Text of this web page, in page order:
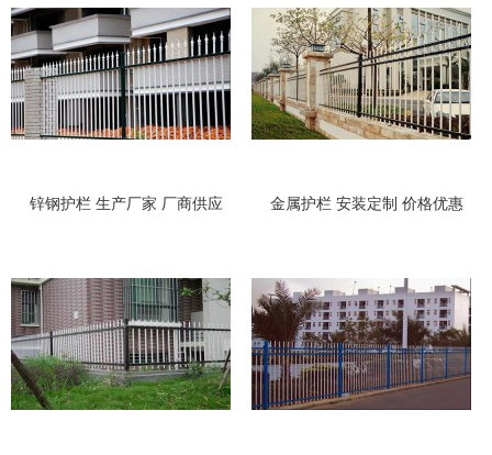
锌钢护栏 生产厂家 厂商供应 金属护栏 安装定制 价格优惠